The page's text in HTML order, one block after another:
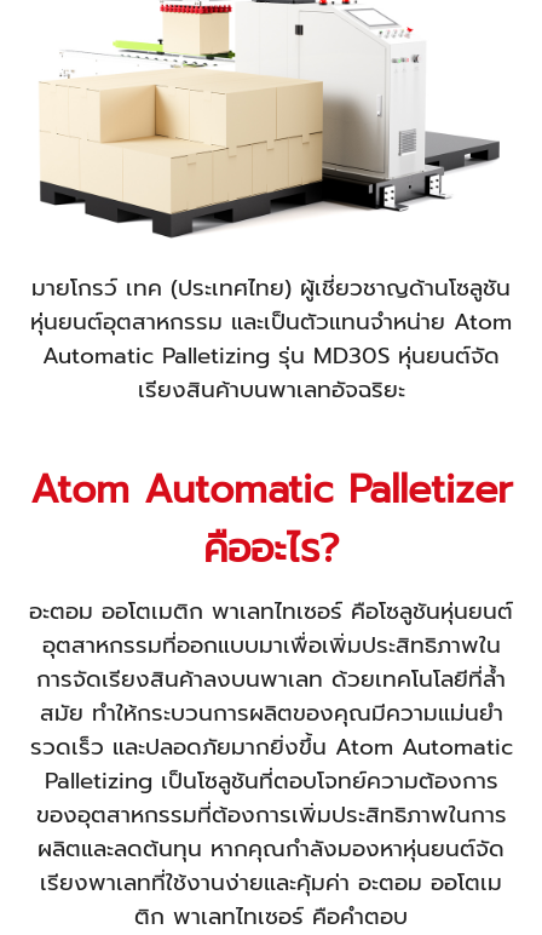
มายโกรว์ เทค (ประเทศไทย) ผู้เชี่ยวชาญด้านโซลูชัน
หุ่นยนต์อุตสาหกรรม และเป็นตัวแทนจำหน่าย Atom
Automatic Palletizing รุ่น MD30S หุ่นยนต์จัด
เรียงสินค้าบนพาเลทอัจฉริยะ
Atom Automatic Palletizer
คืออะไร?
อะตอม ออโตเมติก พาเลทไทเซอร์ คือโซลูชันหุ่นยนต์
อุตสาหกรรมที่ออกแบบมาเพื่อเพิ่มประสิทธิภาพใน
การจัดเรียงสินค้าลงบนพาเลท ด้วยเทคโนโลยีที่ล้ำ
สมัย ทำให้กระบวนการผลิตของคุณมีความแม่นยำ
รวดเร็ว และปลอดภัยมากยิ่งขึ้น ​Atom Automatic
Palletizing​ เป็นโซลูชันที่ตอบโจทย์ความต้องการ
ของอุตสาหกรรมที่ต้องการเพิ่มประสิทธิภาพในการ
ผลิตและลดต้นทุน หากคุณกำลังมองหาหุ่นยนต์จัด
เรียงพาเลทที่ใช้งานง่ายและคุ้มค่า อะตอม ออโตเม
ติก พาเลทไทเซอร์ คือคำตอบ